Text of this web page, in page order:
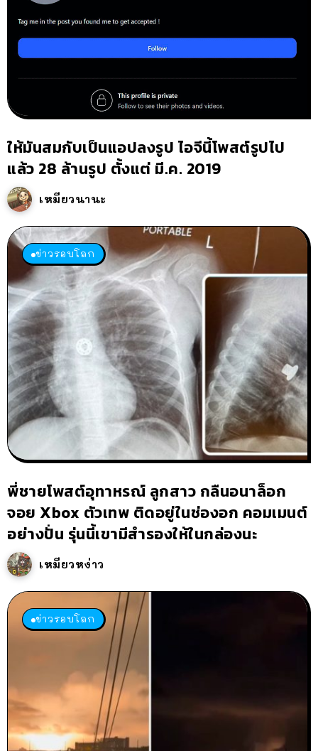
ให้มันสมกับเป็นแอปลงรูป ไอจีนี้โพสต์รูปไป
แล้ว 28 ล้านรูป ตั้งแต่ มี.ค. 2019
เหมียวนานะ
ข่าวรอบโลก
พี่ชายโพสต์อุทาหรณ์ ลูกสาว กลืนอนาล็อก
จอย Xbox ตัวเทพ ติดอยู่ในช่องอก คอมเมนต์
อย่างปั่น รุ่นนี้เขามีสำรองให้ในกล่องนะ
เหมียวหง่าว
ข่าวรอบโลก